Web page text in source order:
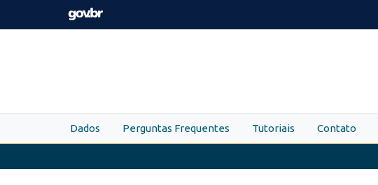
Skip to main content
Dados Perguntas Frequentes Tutoriais Contato